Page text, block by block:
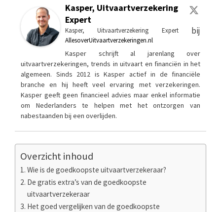
Kasper, Uitvaartverzekering
Expert
Kasper, Uitvaartverzekering Expertbij
AllesoverUitvaartverzekeringen.nl
Kasper schrijft al jarenlang over
uitvaartverzekeringen, trends in uitvaart en financiën in het
algemeen. Sinds 2012 is Kasper actief in de financiële
branche en hij heeft veel ervaring met verzekeringen.
Kasper geeft geen financieel advies maar enkel informatie
om Nederlanders te helpen met het ontzorgen van
nabestaanden bij een overlijden.
Overzicht inhoud
Wie is de goedkoopste uitvaartverzekeraar?
De gratis extra’s van de goedkoopste
uitvaartverzekeraar
Het goed vergelijken van de goedkoopste